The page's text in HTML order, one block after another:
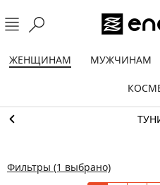
ЖЕНЩИНАМ МУЖЧИНАМ
Фильтры (1 выбрано)